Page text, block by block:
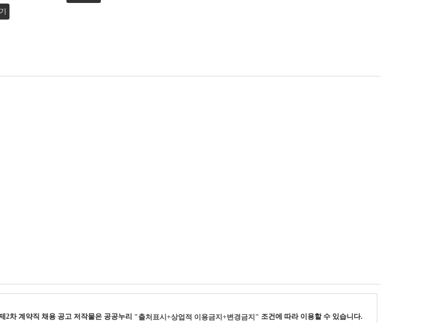
2차 계약직 채용 공고 저작물은 공공누리 "출처표시+상업적 이용금지+변경금지" 조건에 따라 이용할 수 있습니다.